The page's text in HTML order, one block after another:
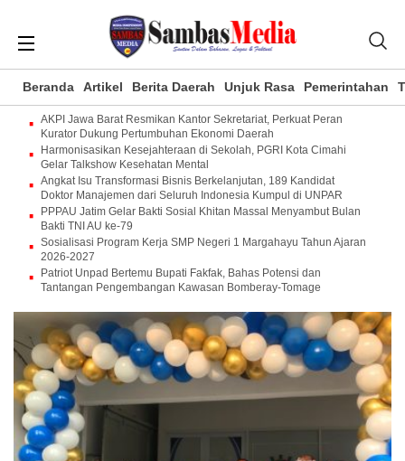
Beranda Artikel Berita Daerah Unjuk Rasa Pemerintahan
AKPI Jawa Barat Resmikan Kantor Sekretariat, Perkuat Peran
Kurator Dukung Pertumbuhan Ekonomi Daerah
Harmonisasikan Kesejahteraan di Sekolah, PGRI Kota Cimahi
Gelar Talkshow Kesehatan Mental
Angkat Isu Transformasi Bisnis Berkelanjutan, 189 Kandidat
Doktor Manajemen dari Seluruh Indonesia Kumpul di UNPAR
PPPAU Jatim Gelar Bakti Sosial Khitan Massal Menyambut Bulan
Bakti TNI AU ke-79
Sosialisasi Program Kerja SMP Negeri 1 Margahayu Tahun Ajaran
2026-2027
Patriot Unpad Bertemu Bupati Fakfak, Bahas Potensi dan
Tantangan Pengembangan Kawasan Bomberay-Tomage